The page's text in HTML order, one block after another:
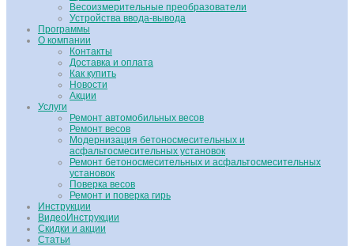
Весоизмерительные преобразователи
Устройства ввода-вывода
Программы
О компании
Контакты
Доставка и оплата
Как купить
Новости
Акции
Услуги
Ремонт автомобильных весов
Ремонт весов
Модернизация бетоносмесительных и
асфальтосмесительных установок
Ремонт бетоносмесительных и асфальтосмесительных
установок
Поверка весов
Ремонт и поверка гирь
Инструкции
ВидеоИнструкции
Скидки и акции
Статьи